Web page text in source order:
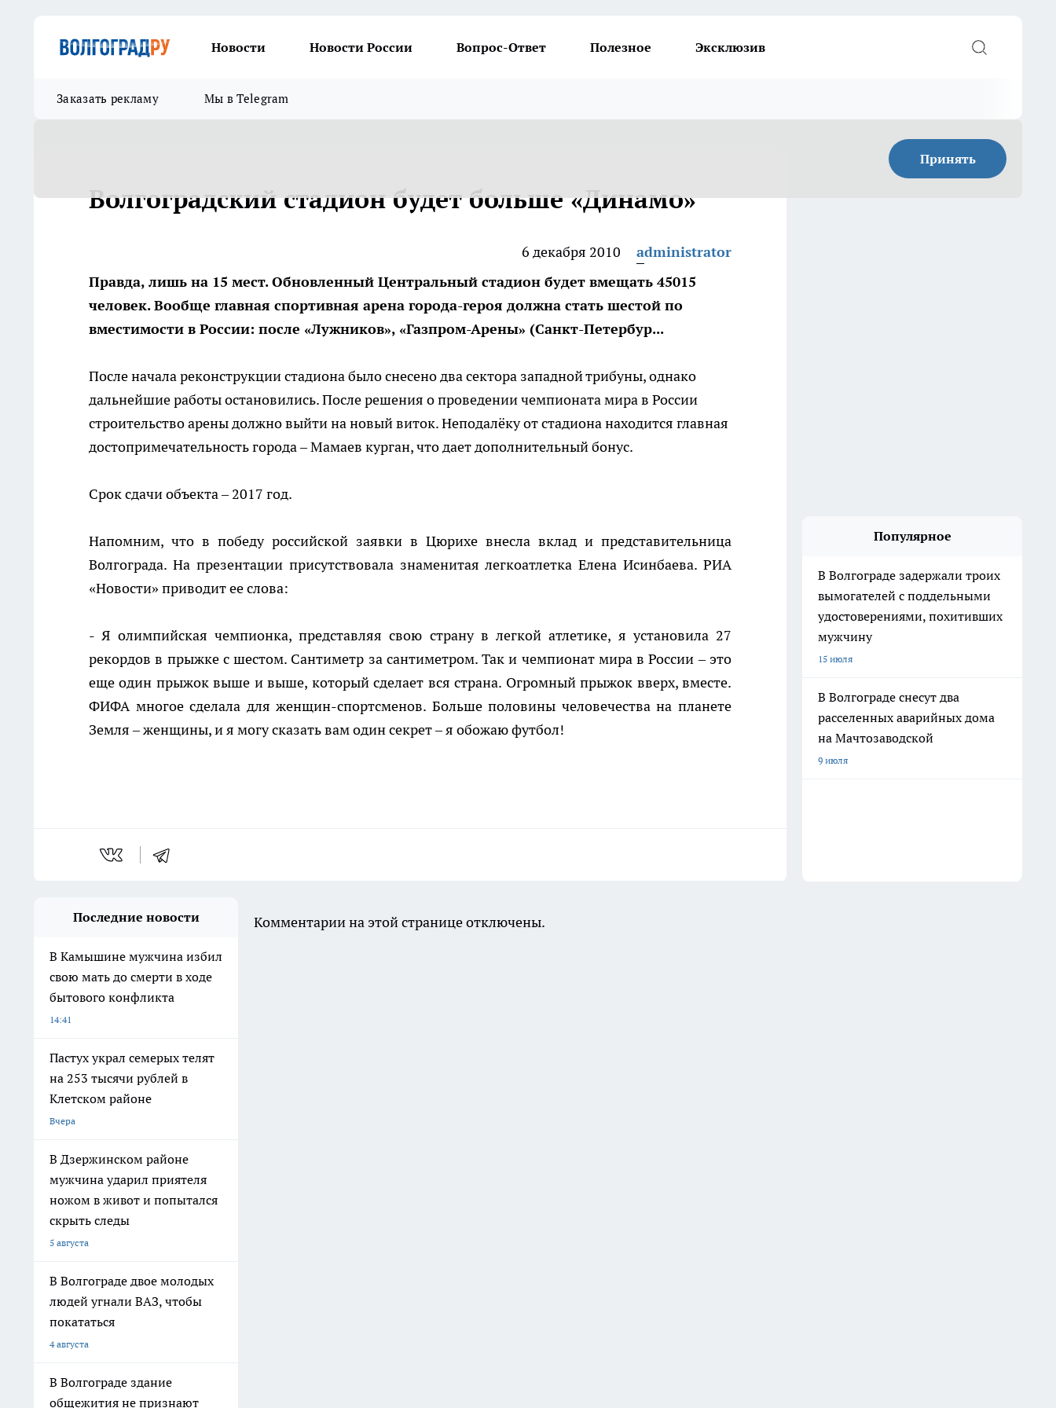
Новости Новости России Вопрос-Ответ Полезное Эксклюзив
Заказать рекламу Мы в Telegram
Принять
Волгоградский стадион будет больше «Динамо»
6 декабря 2010
administrator
Правда, лишь на 15 мест. Обновленный Центральный стадион будет вмещать 45015
человек. Вообще главная спортивная арена города-героя должна стать шестой по
вместимости в России: после «Лужников», «Газпром-Арены» (Санкт-Петербур...
После начала реконструкции стадиона было снесено два сектора западной трибуны, однако
дальнейшие работы остановились. После решения о проведении чемпионата мира в России
строительство арены должно выйти на новый виток. Неподалёку от стадиона находится главная
достопримечательность города – Мамаев курган, что дает дополнительный бонус.
Срок сдачи объекта – 2017 год.
Напомним, что в победу российской заявки в Цюрихе внесла вклад и представительница
Волгограда. На презентации присутствовала знаменитая легкоатлетка Елена Исинбаева. РИА
«Новости» приводит ее слова:
- Я олимпийская чемпионка, представляя свою страну в легкой атлетике, я установила 27
рекордов в прыжке с шестом. Сантиметр за сантиметром. Так и чемпионат мира в России – это
еще один прыжок выше и выше, который сделает вся страна. Огромный прыжок вверх, вместе.
ФИФА многое сделала для женщин-спортсменов. Больше половины человечества на планете
Земля – женщины, и я могу сказать вам один секрет – я обожаю футбол!
Популярное
В Волгограде задержали троих
вымогателей с поддельными
удостоверениями, похитивших
мужчину
15 июля
В Волгограде снесут два
расселенных аварийных дома
на Мачтозаводской
9 июля
Последние новости
В Камышине мужчина избил
свою мать до смерти в ходе
бытового конфликта
14:41
Пастух украл семерых телят
на 253 тысячи рублей в
Клетском районе
Вчера
В Дзержинском районе
мужчина ударил приятеля
ножом в живот и попытался
скрыть следы
5 августа
В Волгограде двое молодых
людей угнали ВАЗ, чтобы
покататься
4 августа
В Волгограде здание
общежития не признают
Комментарии на этой странице отключены.